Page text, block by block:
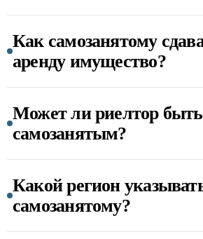
Как самозанятому
аренду имущество?
Может ли риелтор быть
самозанятым?
Какой регион
самозанятому?